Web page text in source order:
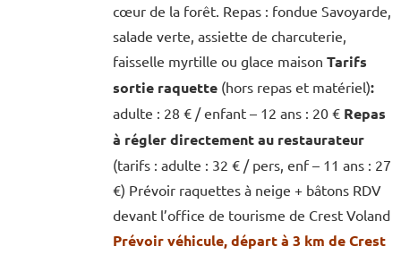
cœur de la forêt. Repas : fondue Savoyarde,
salade verte, assiette de charcuterie,
faisselle myrtille ou glace maison Tarifs
sortie raquette (hors repas et matériel):
adulte : 28 € / enfant – 12 ans : 20 € Repas
à régler directement au restaurateur
(tarifs : adulte : 32 € / pers, enf – 11 ans : 27
€) Prévoir raquettes à neige + bâtons RDV
devant l’office de tourisme de Crest Voland
Prévoir véhicule, départ à 3 km de Crest